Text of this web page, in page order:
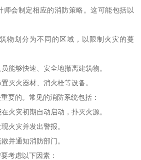
师会制定相应的消防策略。这可能包括以
物划分为不同的区域，以限制火灾的蔓
能够快速、安全地撤离建筑物。
灭火器材、消火栓等设备。
要的。常见的消防系统包括：
火灾初期自动启动，扑灭火源。
火灾并发出警报。
并通知消防部门。
考虑以下因素：